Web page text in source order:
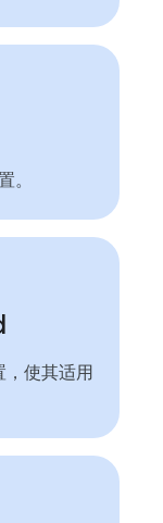
。
，使其适用